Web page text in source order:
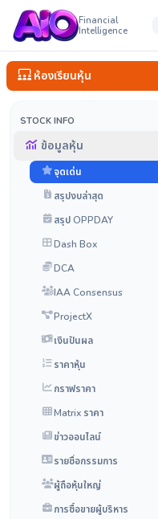
Financial
Intelligence
ห้องเรียนหุ้น
STOCK INFO
ข้อมูลหุ้น
จุดเด่น
สรุปงบล่าสุด
สรุป OPPDAY
Dash Box
DCA
IAA Consensus
ProjectX
เงินปันผล
ราคาหุ้น
กราฟราคา
Matrix ราคา
ข่าวออนไลน์
รายชื่อกรรมการ
ผู้ถือหุ้นใหญ่
การซื้อขายผู้บริหาร